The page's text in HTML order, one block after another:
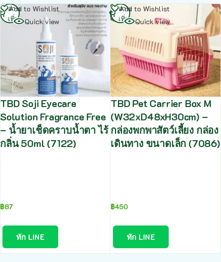
Add to Wishlist
Quick view
TBD Soji Eyecare
Solution Fragrance Free
– น้ำยาเช็ดคราบน้ำตา ไร้
กลิ่น 50ml (7122)
฿87
ทัก LINE
อ่าน
เพิ่ม
Add to Wishlist
Quick view
TBD Pet Carrier Box M
(W32xD48xH30cm) –
กล่องพกพาสัตว์เลี้ยง กล่อง
เดินทาง ขนาดเล็ก (7086)
฿450
ทัก LINE
อ่าน
เพิ่ม